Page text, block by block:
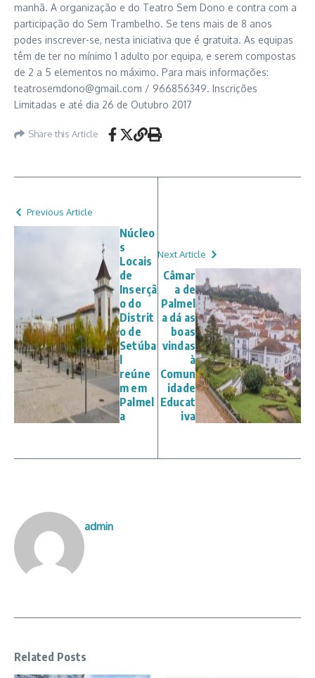
manhã. A organização e do Teatro Sem Dono e contra com a
participação do Sem Trambelho. Se tens mais de 8 anos
podes inscrever-se, nesta iniciativa que é gratuita. As equipas
têm de ter no mínimo 1 adulto por equipa, e serem compostas
de 2 a 5 elementos no máximo. Para mais informações:
teatrosemdono@gmail.com / 966856349. Inscrições
Limitadas e até dia 26 de Outubro 2017
Share this Article
Previous Article
Núcleo
s
Locais
de
Inserçã
o do
Distrit
o de
Setúba
l
reúne
m em
Palmel
a
Next Article
Câmar
a de
Palmel
a dá as
boas
vindas
à
Comun
idade
Educat
iva
admin
Related Posts